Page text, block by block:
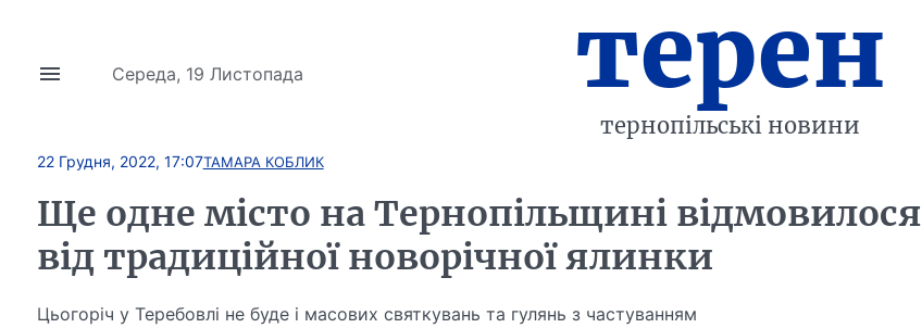
Середа, 19 Листопада терен
тернопільські новини
22 Грудня, 2022, 17:07ТАМАРА КОБЛИК
Ще одне місто на Тернопільщині відмовилося
від традиційної новорічної ялинки
Цьогоріч у Теребовлі не буде і масових святкувань та гулянь з частуванням